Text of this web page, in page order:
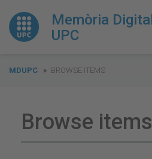
Memòria Digital
UPC
You
MDUPC BROWSE ITEMS
Browse items